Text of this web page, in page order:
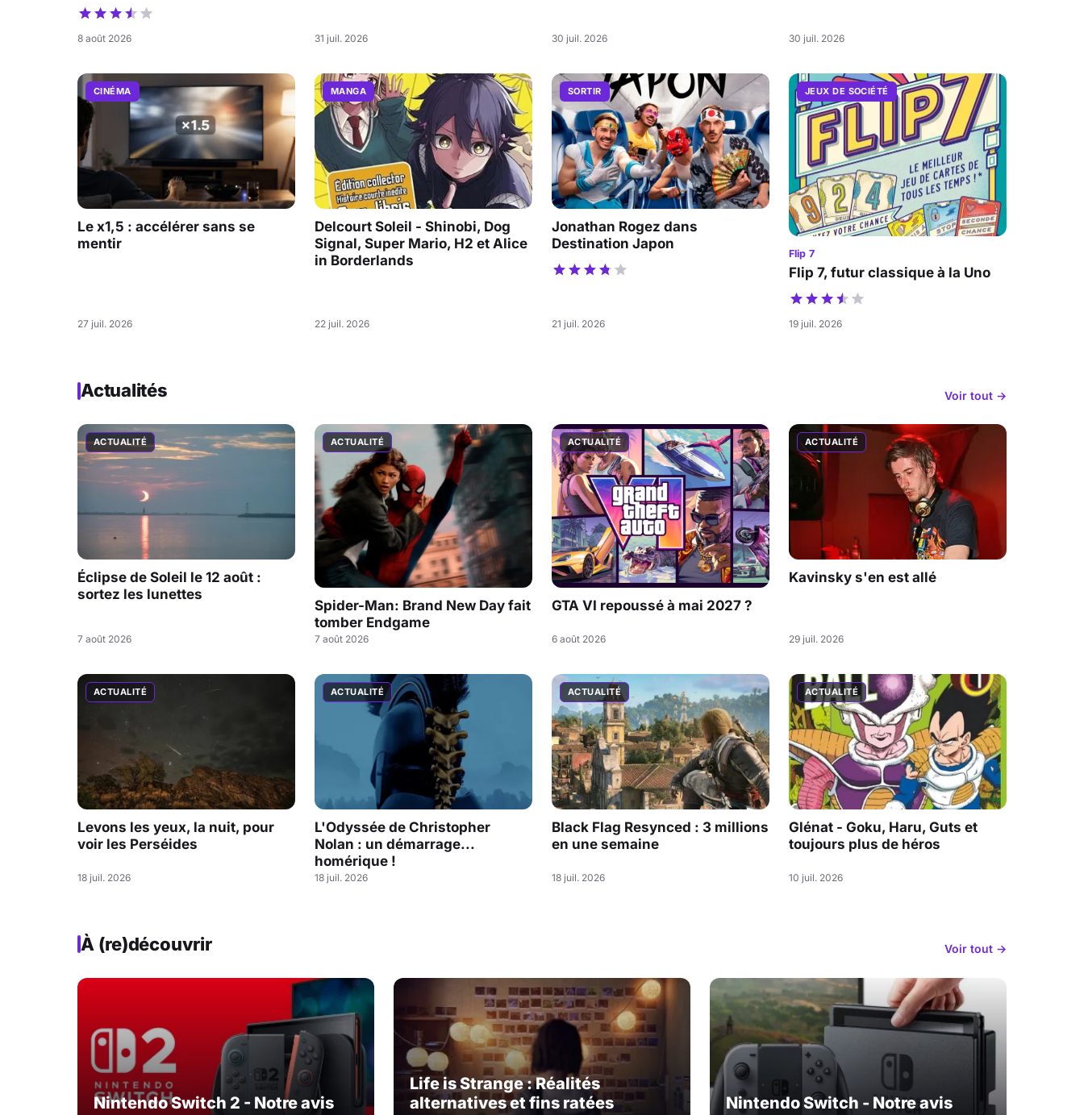
8 août 2026 31 juil. 2026 30 juil. 2026 30 juil. 2026
CINÉMA
Le x1,5 : accélérer sans se
mentir
27 juil. 2026
MANGA
Delcourt Soleil - Shinobi, Dog
Signal, Super Mario, H2 et Alice
in Borderlands
22 juil. 2026
SORTIR
Jonathan Rogez dans
Destination Japon
21 juil. 2026
JEUX DE SOCIÉTÉ
Flip 7
Flip 7, futur classique à la Uno
19 juil. 2026
Actualités Voir tout →
ACTUALITÉ
Éclipse de Soleil le 12 août :
sortez les lunettes
7 août 2026
ACTUALITÉ
Spider-Man: Brand New Day fait
tomber Endgame
7 août 2026
ACTUALITÉ
GTA VI repoussé à mai 2027 ?
6 août 2026
ACTUALITÉ
Kavinsky s'en est allé
29 juil. 2026
ACTUALITÉ
Levons les yeux, la nuit, pour
voir les Perséides
18 juil. 2026
ACTUALITÉ
L'Odyssée de Christopher
Nolan : un démarrage...
homérique !
18 juil. 2026
ACTUALITÉ
Black Flag Resynced : 3 millions
en une semaine
18 juil. 2026
ACTUALITÉ
Glénat - Goku, Haru, Guts et
toujours plus de héros
10 juil. 2026
À (re)découvrir Voir tout →
Nintendo Switch 2 - Notre avis
Life is Strange : Réalités
alternatives et fins ratées
Nintendo Switch - Notre avis